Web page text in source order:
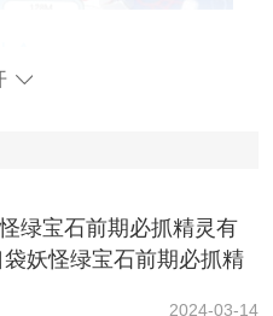
绿宝石前期必抓精灵有
妖怪绿宝石前期必抓精
2024-03-14